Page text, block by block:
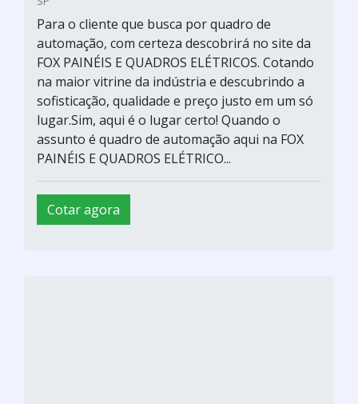
Para o cliente que busca por quadro de
automação, com certeza descobrirá no site da
FOX PAINÉIS E QUADROS ELÉTRICOS. Cotando
na maior vitrine da indústria e descubrindo a
sofisticação, qualidade e preço justo em um só
lugar.Sim, aqui é o lugar certo! Quando o
assunto é quadro de automação aqui na FOX
PAINÉIS E QUADROS ELÉTRICO...
Cotar agora